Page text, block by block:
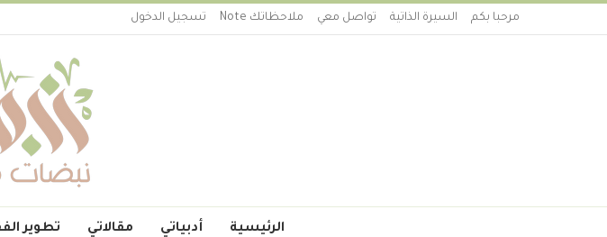
مرحبا بكم السيرة الذاتية تواصل معي ملاحظاتك Note تسجيل الدخول
الرئيسية أدبياتي مقالاتي تطوير